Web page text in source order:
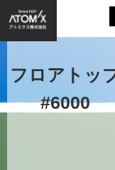
フロアトッ
#6000